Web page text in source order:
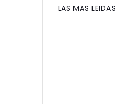
LAS MAS LEIDAS